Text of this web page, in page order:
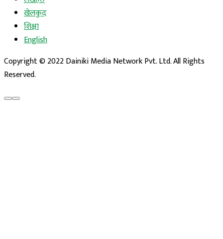
खेलकुद
शिक्षा
English
Copyright © 2022 Dainiki Media Network Pvt. Ltd. All Rights
Reserved.